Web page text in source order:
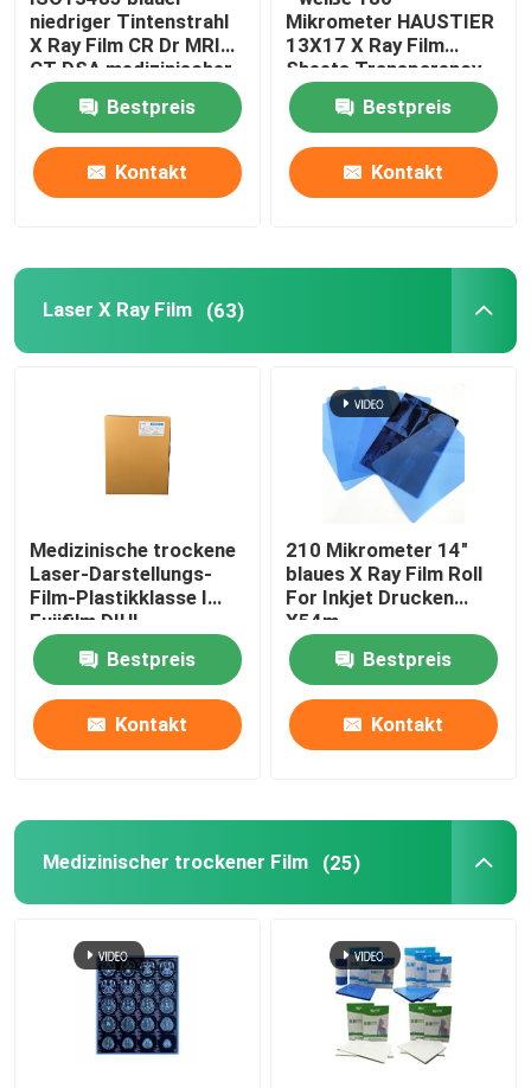
Medizinischer Filmdrucker
Selbstservice-Drucker
niedriger Tintenstrahl
X Ray Film CR Dr MRI
CT DSA medizinischer
trockener Film
Bestpreis
Kontakt
Mikrometer HAUSTIER
13X17 X Ray Film
Sheets Transparency
Film für Tintenstrahl-
Drucker Bestpreis
Kontakt
Laser X Ray Film (63)
Medizinische trockene
Laser-Darstellungs-
Film-Plastikklasse I
Fujifilm DIHL
Bestpreis
Kontakt
210 Mikrometer 14"
blaues X Ray Film Roll
For Inkjet Drucken
X54m
Bestpreis
Kontakt
Medizinischer trockener Film (25)